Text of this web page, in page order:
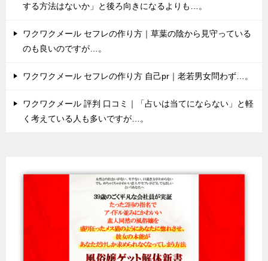
する方法はないか」と後ろ向きになるよりも…。
ワクワクメール セフレの作り方｜草葉の陰から見守っている
のも良いのですが…。
ワクワクメール セフレの作り方 自己pr｜老若男女問わず…。
ワクワクメール 評判 口コミ｜「占いは当てにならない」と軽
く考えている人も多いですが…。